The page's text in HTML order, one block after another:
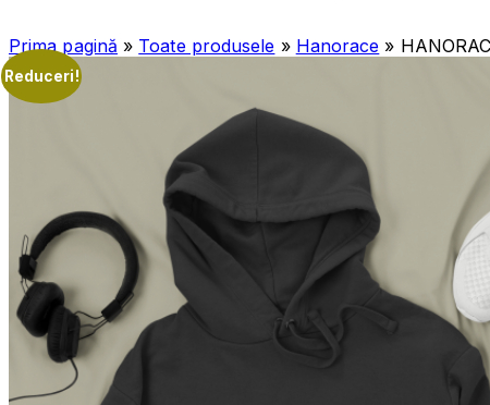
Prima pagină » Toate produsele » Hanorace »
Reduceri!